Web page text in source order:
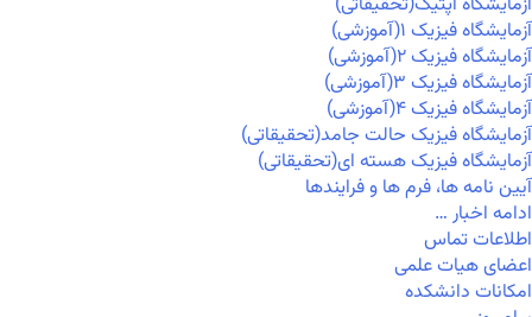
آزمایشگاه فیزیک ۱(آموزشی)
آزمایشگاه فیزیک ۲(آموزشی)
آزمایشگاه فیزیک ۳(آموزشی)
آزمایشگاه فیزیک ۴(آموزشی)
آزمایشگاه فیزیک حالت جامد(تحقیقاتی)
آزمایشگاه فیزیک هسته ای(تحقیقاتی)
آیین نامه ها، فرم ها و فرایندها
ادامه اخبار …
اطلاعات تماس
اعضای هیات علمی
امکانات دانشکده